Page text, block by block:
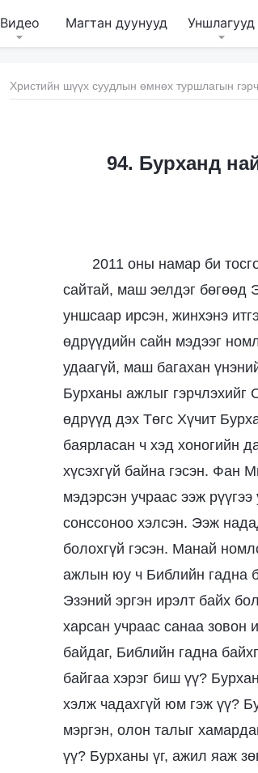
Видео Магтан дуунууд Уншлагууд
Христийн шүүх суудлын өмнөх туршлагын
94. Бурханд
2011 оны намар би
сайтай, маш эелдэг бөгөөд
уншсаар ирсэн, жинхэнэ
өдрүүдийн сайн мэдээг
удаагүй, маш багахан
Бурханы ажлыг гэрчлэхийг
өдрүүд дэх Төгс Хүчит
баярласан ч хэд хоногийн
хүсэхгүй байна гэсэн. Фан
мэдэрсэн учраас ээж
сонссоноо хэлсэн. Ээж
болохгүй гэсэн. Манай
ажлын юу ч Библийн гадна
Эзэний эргэн ирэлт байх
харсан учраас санаа
байдаг, Библийн гадна
байгаа хэрэг биш үү?
хэлж чадахгүй юм гэж үү?
мэргэн, олон талыг
үү? Бурханы үг, ажил яаж